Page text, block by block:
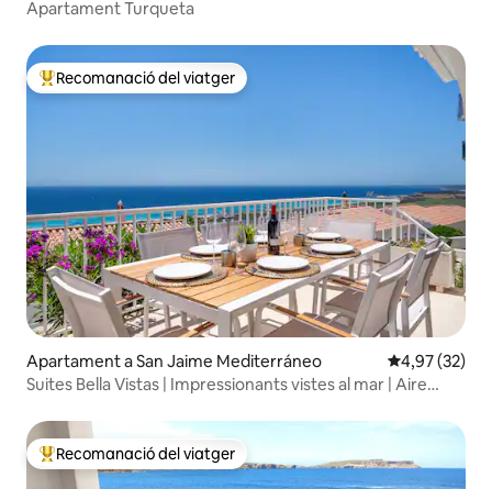
Apartament Turqueta
Principals recomanacions dels viatgers
Recomanació del viatger
Apartament a San Jaime Mediterráneo 4,97 de
4,97 (32)
Suites Bella Vistas | Impressionants vistes al mar | Aire
Principals recomanacions dels viatgers
Recomanació del viatger